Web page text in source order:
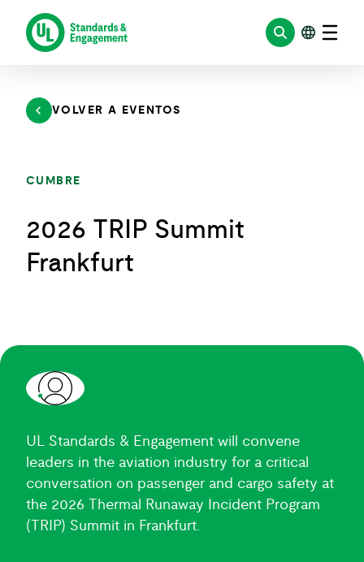
contenido
VOLVER A EVENTOS
CUMBRE
2026 TRIP Summit
Frankfurt
UL Standards & Engagement will convene
leaders in the aviation industry for a critical
conversation on passenger and cargo safety at
the 2026 Thermal Runaway Incident Program
(TRIP) Summit in Frankfurt.